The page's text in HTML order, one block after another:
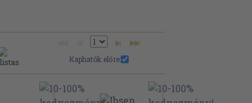
Kaphatók előre: